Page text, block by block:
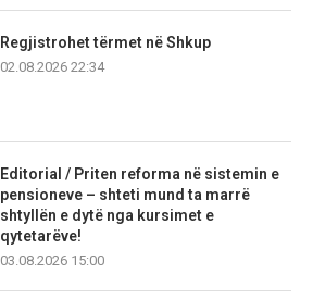
Regjistrohet tërmet në Shkup
02.08.2026 22:34
Editorial / Priten reforma në sistemin e
pensioneve – shteti mund ta marrë
shtyllën e dytë nga kursimet e
qytetarëve!
03.08.2026 15:00